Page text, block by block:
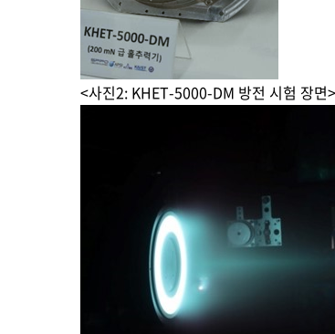
<사진2: KHET-5000-DM 방전 시험 장면>